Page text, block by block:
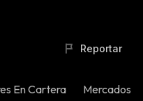
Reportar
En Cartera Mercados